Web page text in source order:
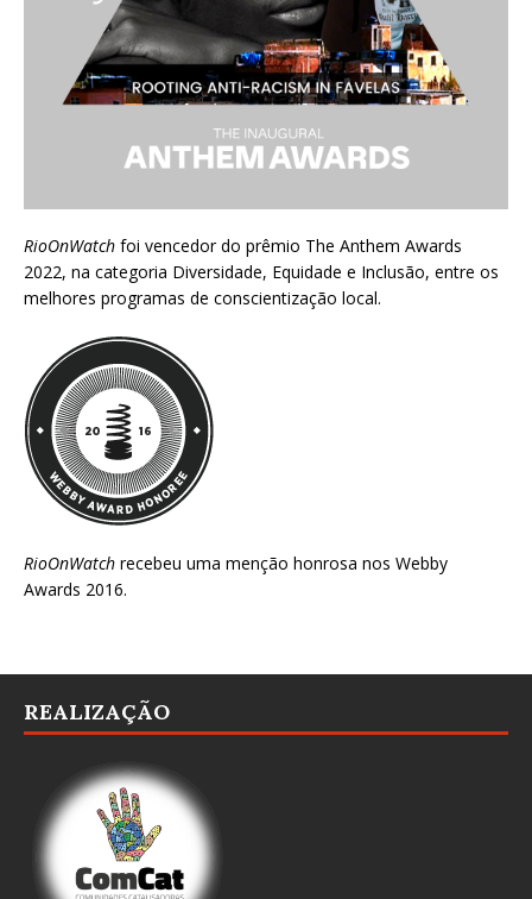
RioOnWatch foi vencedor do prêmio The Anthem Awards
2022, na categoria Diversidade, Equidade e Inclusão, entre os
melhores programas de conscientização local.
RioOnWatch recebeu uma menção honrosa nos Webby
Awards 2016.
REALIZAÇÃO